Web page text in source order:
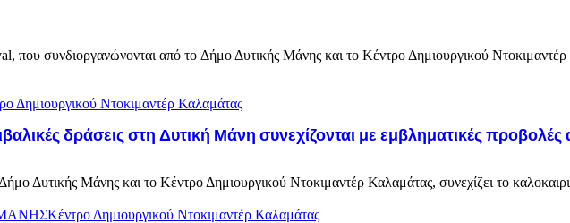
συνδιοργανώνονται από το Δήμο Δυτικής Μάνης και το Κέντρο Δημιουργικού Ντοκιμαντέρ
Δημιουργικού Ντοκιμαντέρ Καλαμάτας
δράσεις στη Δυτική Μάνη συνεχίζονται με εμβληματικές
Δυτικής Μάνης και το Κέντρο Δημιουργικού Ντοκιμαντέρ Καλαμάτας, συνεχίζει το
Κέντρο Δημιουργικού Ντοκιμαντέρ Καλαμάτας